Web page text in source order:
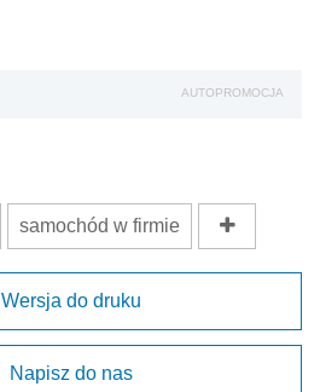
AUTOPROMOCJA
samochód w firmie
Wersja do druku
Napisz do nas